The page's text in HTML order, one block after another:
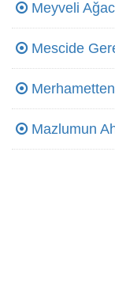
Meyveli
Mescide
Mazlumun